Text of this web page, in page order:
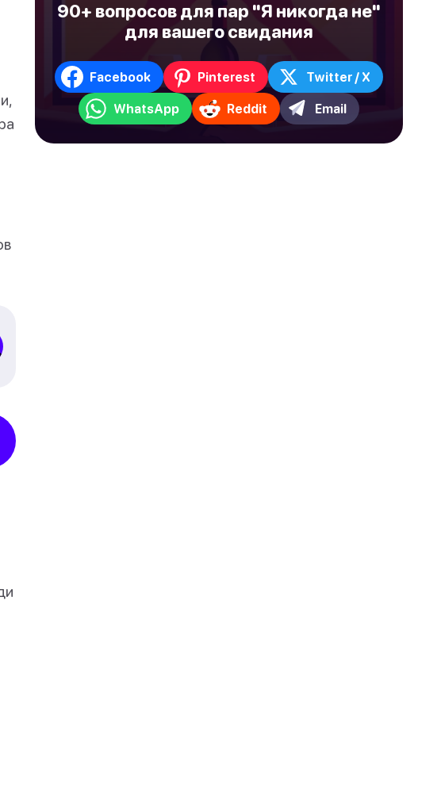
90+ вопросов для пар "Я никогда не"
для вашего свидания
Facebook Pinterest Twitter / X
WhatsApp Reddit Email